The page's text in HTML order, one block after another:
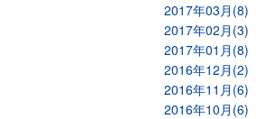
2017年03月(8)
2017年02月(3)
2017年01月(8)
2016年12月(2)
2016年11月(6)
2016年10月(6)